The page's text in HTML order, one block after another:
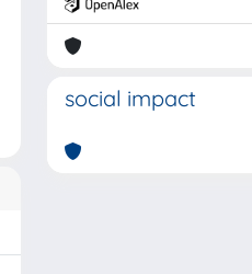
social impact